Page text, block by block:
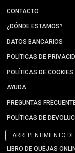
CONTACTO
¿DÓNDE ESTAMOS?
DATOS BANCARIOS
POLÍTICAS DE
POLÍTICAS DE COOKIES
AYUDA
PREGUNTAS
POLÍTICAS DE
ARREPENTIMIENTO
LIBRO DE QUEJAS